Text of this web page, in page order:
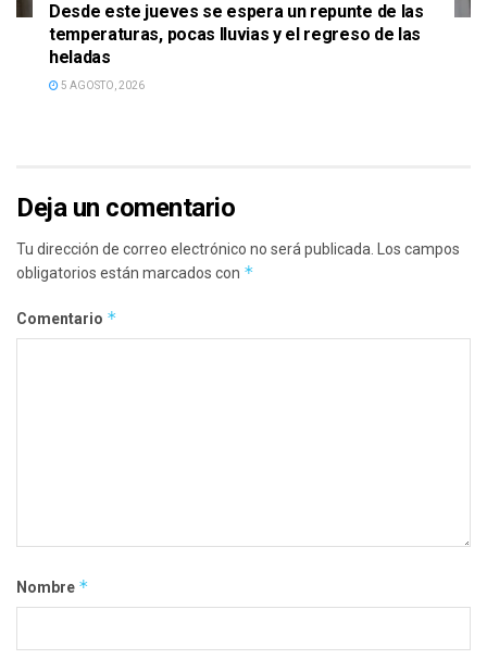
Desde este jueves se espera un repunte de las
temperaturas, pocas lluvias y el regreso de las
heladas
5 AGOSTO, 2026
Deja un comentario
Tu dirección de correo electrónico no será publicada. Los campos
obligatorios están marcados con *
Comentario *
Nombre *